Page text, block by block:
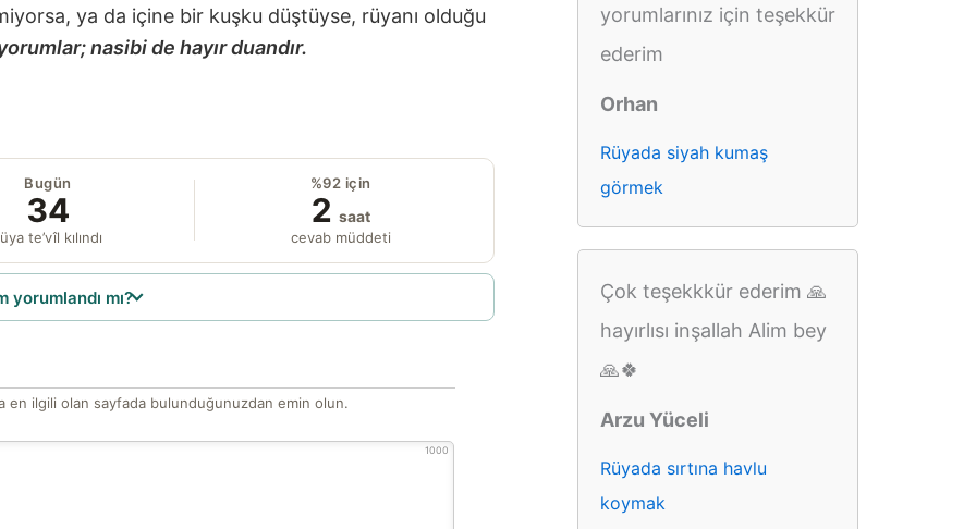
ya da içine bir kuşku düştüyse, rüyanı olduğu
nasibi de hayır duandır.
Bugün
34
te’vîl kılındı
%92 için
2 saat
cevab müddeti
yorumlandı mı?
en ilgili olan sayfada bulunduğunuzdan emin olun.
1000
yorumlarınız için teşekkür
ederim
Orhan
Rüyada siyah kumaş
görmek
Çok teşekkkür ederim 🙏
hayırlısı inşallah Alim bey
🙏🍀
Arzu Yüceli
Rüyada sırtına havlu
koymak